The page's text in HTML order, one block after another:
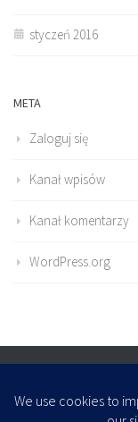
styczeń 2016
META
Zaloguj się
Kanał wpisów
Kanał komentarzy
WordPress.org